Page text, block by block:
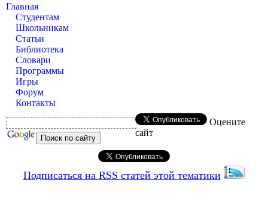
Главная
Студентам
Школьникам
Статьи
Библиотека
Словари
Программы
Игры
Форум
Контакты
Оцените
сайт
Подписаться на RSS статей этой тематики